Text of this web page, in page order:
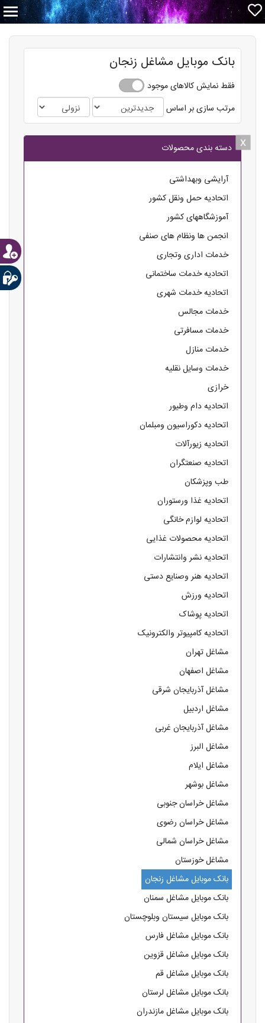
بانک موبایل مشاغل زنجان
فقط نمایش کالاهای موجود
مرتب سازی بر اساس
x دسته بندی محصولات
آرایشی وبهداشتی
اتحادیه حمل ونقل کشور
آموزشگاههای کشور
انجمن ها ونظام های صنفی
خدمات اداری وتجاری
اتحادیه خدمات ساختمانی
اتحادیه خدمات شهری
خدمات مجالس
خدمات مسافرتی
خدمات منازل
خدمات وسایل نقلیه
خرازی
اتحادیه دام وطیور
اتحادیه دکوراسیون ومبلمان
اتحادیه زیورآلات
اتحادیه صنعتگران
طب وپزشکان
اتحادیه غذا ورستوران
اتحادیه لوازم خانگی
اتحادیه محصولات غذایی
اتحادیه نشر وانتشارات
اتحادیه هنر وصنایع دستی
اتحادیه ورزش
اتحادیه پوشاک
اتحادیه کامپیوتر والکترونیک
مشاغل تهران
مشاغل اصفهان
مشاغل آذربایجان شرقی
مشاغل اردبیل
مشاغل آذربایجان غربی
مشاغل البرز
مشاغل ایلام
مشاغل بوشهر
مشاغل خراسان جنوبی
مشاغل خراسان رضوی
مشاغل خراسان شمالی
مشاغل خوزستان
بانک موبایل مشاغل زنجان
بانک موبایل مشاغل سمنان
بانک موبایل سیستان وبلوچستان
بانک موبایل مشاغل فارس
بانک موبایل مشاغل قزوین
بانک موبایل مشاغل قم
بانک موبایل مشاغل لرستان
بانک موبایل مشاغل مازندران
x